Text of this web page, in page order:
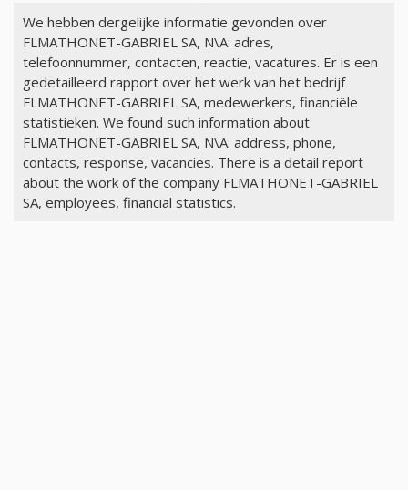
We hebben dergelijke informatie gevonden over
FLMATHONET-GABRIEL SA, N\A: adres,
telefoonnummer, contacten, reactie, vacatures. Er is een
gedetailleerd rapport over het werk van het bedrijf
FLMATHONET-GABRIEL SA, medewerkers, financiële
statistieken. We found such information about
FLMATHONET-GABRIEL SA, N\A: address, phone,
contacts, response, vacancies. There is a detail report
about the work of the company FLMATHONET-GABRIEL
SA, employees, financial statistics.